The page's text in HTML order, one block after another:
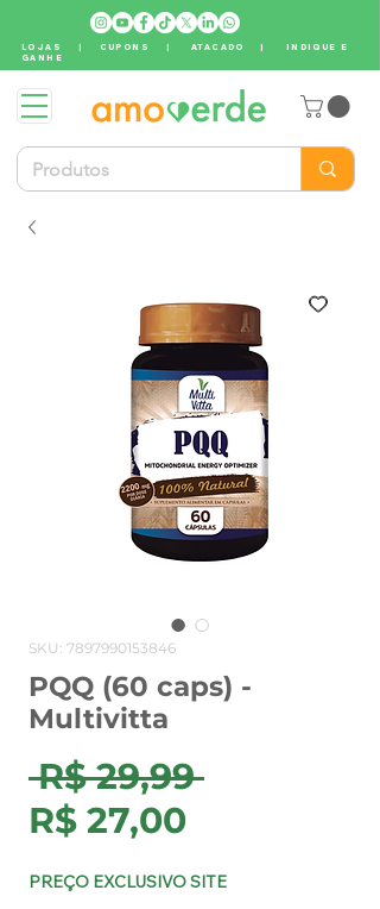
LOJAS | CUPONS |ATACADO | INDIQUE E
GANHE
SKU: 7897990153846
PQQ (60 caps) -
Multivitta
R$ 29,99 Preço
R$ 27,00Preço
PREÇO EXCLUSIVO SITE